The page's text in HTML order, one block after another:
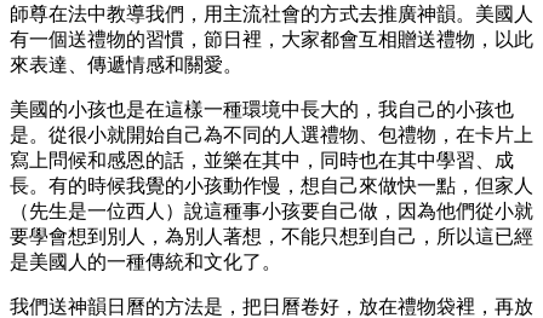
師尊在法中教導我們，用主流社會的方式去推廣神韻。美國人
有一個送禮物的習慣，節日裡，大家都會互相贈送禮物，以此
來表達、傳遞情感和關愛。
美國的小孩也是在這樣一種環境中長大的，我自己的小孩也
是。從很小就開始自己為不同的人選禮物、包禮物，在卡片上
寫上問候和感恩的話，並樂在其中，同時也在其中學習、成
長。有的時候我覺的小孩動作慢，想自己來做快一點，但家人
（先生是一位西人）說這種事小孩要自己做，因為他們從小就
要學會想到別人，為別人著想，不能只想到自己，所以這已經
是美國人的一種傳統和文化了。
我們送神韻日曆的方法是，把日曆卷好，放在禮物袋裡，再放